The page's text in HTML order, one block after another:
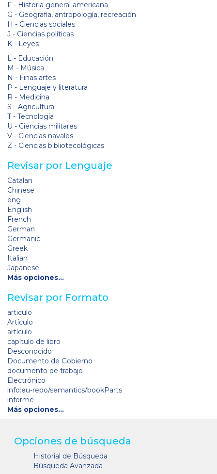
F - Historia general americana
G - Geografía, antropología, recreación
H - Ciencias sociales
J - Ciencias políticas
K - Leyes
L - Educación
M - Música
N - Finas artes
P - Lenguaje y literatura
R - Medicina
S - Agricultura
T - Tecnología
U - Ciencias militares
V - Ciencias navales
Z - Ciencias bibliotecológicas
Revisar por Lenguaje
Catalan
Chinese
eng
English
French
German
Germanic
Greek
Italian
Japanese
Más opciones…
Revisar por Formato
articulo
Artículo
artículo
capítulo de libro
Desconocido
Documento de Gobierno
documento de trabajo
Electrónico
info:eu-repo/semantics/bookParts
informe
Más opciones…
Opciones de búsqueda
Historial de Búsqueda
Búsqueda Avanzada